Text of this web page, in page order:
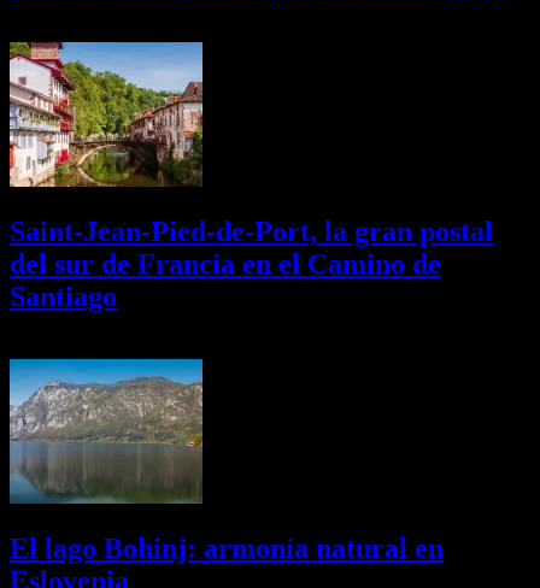
Saint-Jean-Pied-de-Port, la gran postal
del sur de Francia en el Camino de
Santiago
El lago Bohinj: armonía natural en
Eslovenia